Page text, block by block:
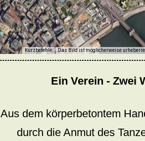
Kurzbefehle Das Bild ist möglicherweise
Ein Verein - Zwei
Aus dem körperbetontem
durch die Anmut des